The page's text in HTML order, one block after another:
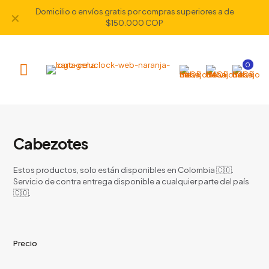
Domicilio o envíos gratis por compras superiores a de
$150.000 COP
✕
0
Cabezotes
Estos productos, solo están disponibles en Colombia 🇨🇴.
Servicio de contra entrega disponible a cualquier parte del país
🇨🇴.
Precio